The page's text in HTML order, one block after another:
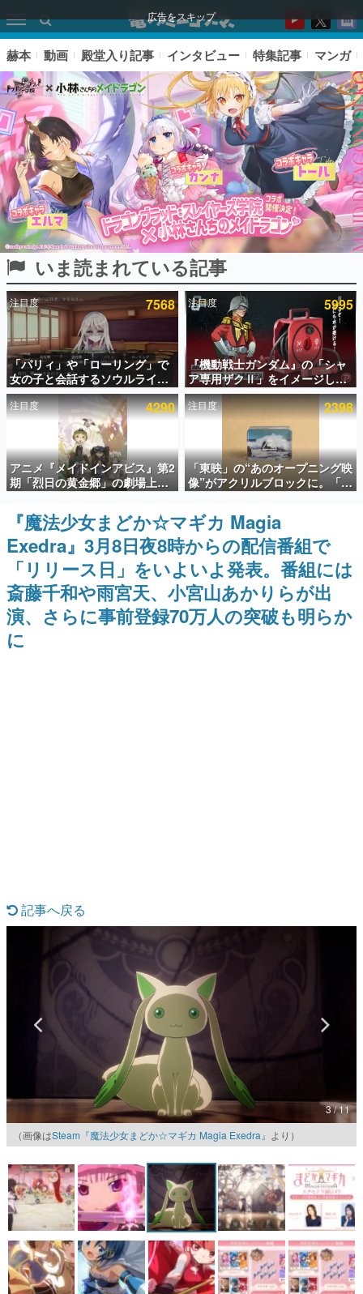
広告をスキップ
ピックアップ
電ファミのいま読まれている記事ランキング
アプリセール情報
インタビュー
連載・特集一覧
殿堂入り記事
SNS拡散数が数千以上！ ページビュー数万以上！ などな
ど。多くの人々に読まれた、電ファミ渾身の“殿堂入り”記
事をまとめました。
ゲームの企画書
名作ゲームクリエイターの方々に製作時のエピソードをお
聞きし、ヒットする企画（ゲーム）とは何か？を探ってい
きます。
赫本
この物語を解いてはいけない。『赫本』は、〈試験問題〉
の形をした短編ホラー小説集です。
具体的な形から解き明かしていく、硬派で骨太な評論連載
ゲームが変えた日本語
「経験値」「裏技」「ラスボス」… ゲームにまつわる言葉
の起源や用法の変遷を、コンピューター文化史研究家・タ
イニーP氏が徹底調査。
カテゴリ
マンガ
女性向け
アプリレビュー
その他
電ファミニコゲーマーとは？
運営：株式会社マレ
赫本 動画 殿堂入り記事 インタビュー 特集記事 マンガ
いま読まれている記事
注目度 7568
「パリィ」や「ローリング」で
女の子と会話するソウルライク
恋愛ゲーム『小早川さんはソウ
ルライク』無料公開。返事に失
敗すると「YOU DIED」
注目度 5995
『機動戦士ガンダム』の「シャ
ア専用ザクⅡ」をイメージした
散水ホースリールが予約開始。
本体にはシャアのパーソナルマ
ークやジオン公国軍のエンブレ
ム、型式番号などを配置
注目度 4290
アニメ『メイドインアビス』第2
期「烈日の黄金郷」の劇場上映
が決定！レグ役・伊瀬茉莉也さ
んらが登壇する舞台挨拶も実施
注目度 2398
「東映」の“あのオープニング映
像”がアクリルブロックに。「東
映ヒストリカル グッズコレクシ
ョン」が8月下旬より発売
『魔法少女まどか☆マギカ Magia
Exedra』3月8日夜8時からの配信番組で
「リリース日」をいよいよ発表。番組には
斎藤千和や雨宮天、小宮山あかりらが出
演、さらに事前登録70万人の突破も明らか
に
記事へ戻る
3 / 11
（画像はSteam『魔法少女まどか☆マギカ Magia Exedra』 より）